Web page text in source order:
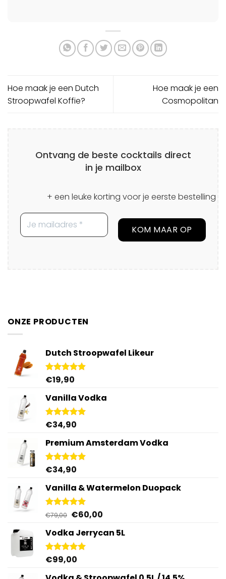
Hoe maak je een Dutch
Stroopwafel Koffie?
Hoe maak je een
Cosmopolitan
Ontvang de beste cocktails direct
in je mailbox
+ een leuke korting voor je eerste bestelling
ONZE PRODUCTEN
Dutch Stroopwafel Likeur
Gewaardeerd
uit 5
€19,90
Vanilla Vodka
Gewaardeerd
uit 5
€34,90
Premium Amsterdam Vodka
Gewaardeerd
uit 5
€34,90
Vanilla & Watermelon Duopack
Gewaardeerd
5.00
€79,00 Oorspronkelijke
was:
€79,00.
€60,00Huidige
is:
Vodka Jerrycan 5L
Gewaardeerd
uit 5
€99,00